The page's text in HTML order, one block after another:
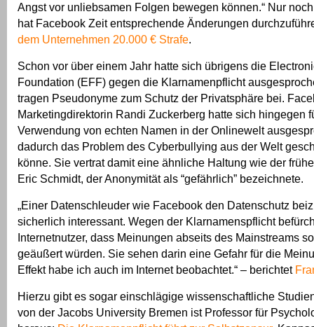
Angst vor unliebsamen Folgen bewegen können.“ Nur
hat Facebook Zeit entsprechende Änderungen
dem Unternehmen 20.000 € Strafe.
Schon vor über einem Jahr hatte sich übrigens die
Foundation (EFF) gegen die Klarnamenpflicht
tragen Pseudonyme zum Schutz der Privatsphäre bei.
Marketingdirektorin Randi Zuckerberg hatte sich hingegen
Verwendung von echten Namen in der Onlinewelt
dadurch das Problem des Cyberbullying aus der Welt
könne. Sie vertrat damit eine ähnliche Haltung wie der
Eric Schmidt, der Anonymität als “gefährlich” bezeichnete.
„Einer Datenschleuder wie Facebook den Datenschutz
sicherlich interessant. Wegen der Klarnamenspflicht
Internetnutzer, dass Meinungen abseits des Mainstreams
geäußert würden. Sie sehen darin eine Gefahr für die
Effekt habe ich auch im Internet beobachtet.“ – berichtet
Hierzu gibt es sogar einschlägige wissenschaftliche
von der Jacobs University Bremen ist Professor für